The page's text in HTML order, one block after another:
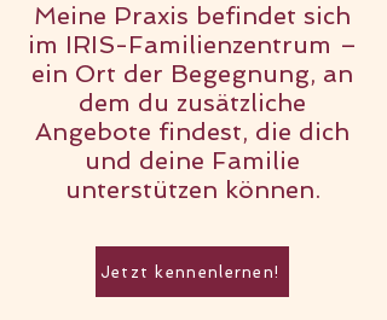
Meine Praxis befindet sich
im IRIS-Familienzentrum –
ein Ort der Begegnung, an
dem du zusätzliche
Angebote findest, die dich
und deine Familie
unterstützen können.
Jetzt kennenlernen!